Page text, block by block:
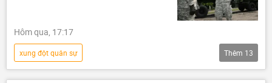
Hôm qua, 17:17
xung đột quân sự
Chiến dịch quân sự đặc biệt tại Ukraina
Thêm 13